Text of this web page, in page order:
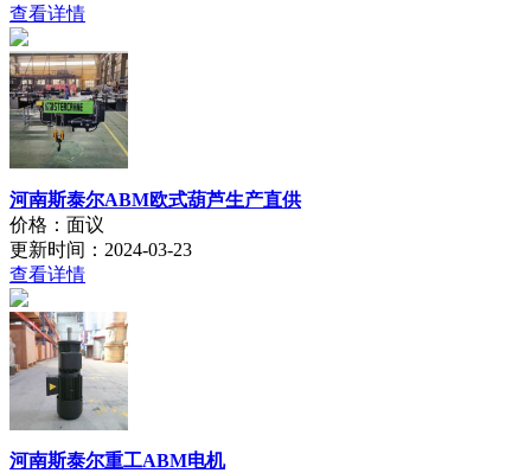
查看详情
河南斯泰尔ABM欧式葫芦生产直供
价格：面议
更新时间：2024-03-23
查看详情
河南斯泰尔重工ABM电机